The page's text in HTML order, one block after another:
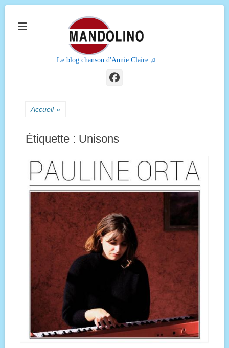
Le blog chanson d'Annie Claire ♫
Facebook
Accueil »
Étiquette : Unisons